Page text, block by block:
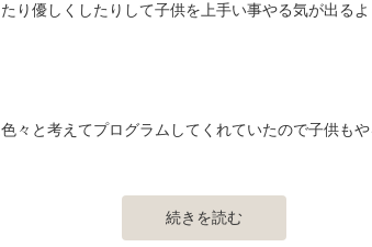
でそれぞれに合ったオーダーメイドカリキュラム
キュラムを組んでくださるので効率よく受験勉強
り優しくしたりして子供を上手い事やる気が出る
々と考えてプログラムしてくれていたので子供もや
続きを読む